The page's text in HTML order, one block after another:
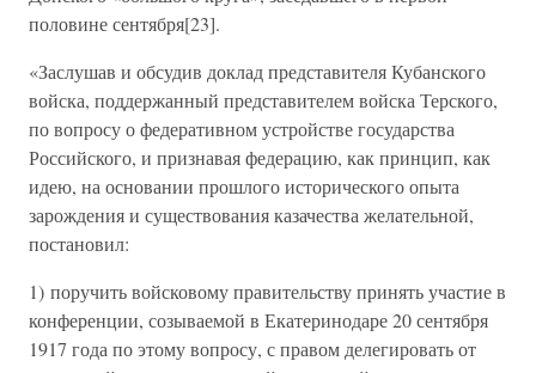
половине сентября[23].
«Заслушав и обсудив доклад представителя Кубанского
войска, поддержанный представителем войска Терского,
по вопросу о федеративном устройстве государства
Российского, и признавая федерацию, как принцип, как
идею, на основании прошлого исторического опыта
зарождения и существования казачества желательной,
постановил:
1) поручить войсковому правительству принять участие в
конференции, созываемой в Екатеринодаре 20 сентября
1917 года по этому вопросу, с правом делегировать от